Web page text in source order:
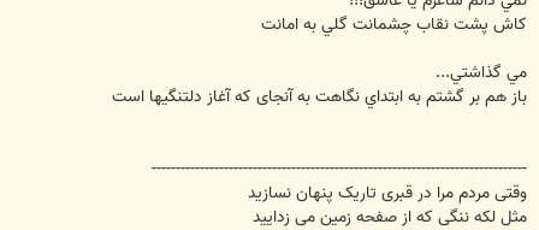
كاش پشت نقاب چشمانت گلي به امانت
مي گذاشتي...
باز هم بر گشتم به ابتداي نگاهت به آنجای که آغاز دلتنگیها است
------------------------------------------------------------------------------
وقتی مردم مرا در قبری تاريک پنهان نسازيد
مثل لکه ننگی که از صفحه زمين می زداييد